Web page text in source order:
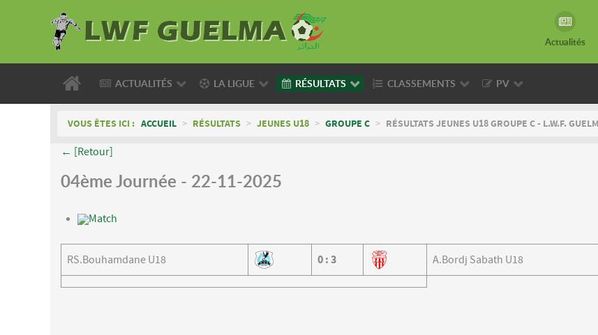
Actualités
ACTUALITÉS LA LIGUE RÉSULTATS CLASSEMENTS PV
VOUS ÊTES ICI : ACCUEIL > RÉSULTATS > JEUNES U18 > GROUPE C > RÉSULTATS JEUNES U18 GROUPE C - L.W.F.
← [Retour]
04ème Journée - 22-11-2025
Match
RS.Bouhamdane U18 0 : 3 A.Bordj Sabath U18